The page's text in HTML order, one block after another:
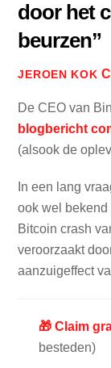
door het
beurzen”
JEROEN KOK
De CEO van
blogbericht
(alsook de
In een lang
ook wel
Bitcoin crash
veroorzaakt
aanzuigeffect
🎁 Claim
besteden)